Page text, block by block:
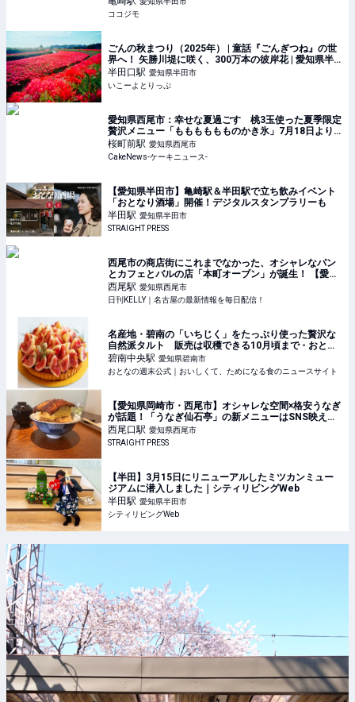
ココジモ
ごんの秋まつり（2025年） | 童話『ごんぎつね』の世
界へ！ 矢勝川堤に咲く、300万本の彼岸花 | 愛知県半
田市 | いこーよとりっぷ
半田口駅 愛知県半田市
いこーよとりっぷ
愛知県西尾市：幸せな夏過ごす 桃3玉使った夏季限定
贅沢メニュー「もももももものかき氷」7月18日より
登場
桜町前駅 愛知県西尾市
CakeNews-ケーキニュース-
【愛知県半田市】亀崎駅＆半田駅で立ち飲みイベント
「おとなり酒場」開催！デジタルスタンプラリーも
半田駅 愛知県半田市
STRAIGHT PRESS
西尾市の商店街にこれまでなかった、オシャレなパン
とカフェとバルの店「本町オーブン」が誕生！ 【愛
知・西尾市】 | 日刊KELLY｜名古屋の最新情報を毎日配
信！
西尾駅 愛知県西尾市
日刊KELLY｜名古屋の最新情報を毎日配信！
名産地・碧南の「いちじく」をたっぷり使った贅沢な
自然派タルト 販売は収穫できる10月頃まで - おとな
の週末公式｜おいしくて、ためになる食のニュースサ
イト
碧南中央駅 愛知県碧南市
おとなの週末公式｜おいしくて、ためになる食のニュースサイト
【愛知県岡崎市・西尾市】オシャレな空間×格安うなぎ
が話題！「うなぎ仙石亭」の新メニューはSNS映え確
実
西尾口駅 愛知県西尾市
STRAIGHT PRESS
【半田】3月15日にリニューアルしたミツカンミュー
ジアムに潜入しました｜シティリビングWeb
半田駅 愛知県半田市
シティリビングWeb